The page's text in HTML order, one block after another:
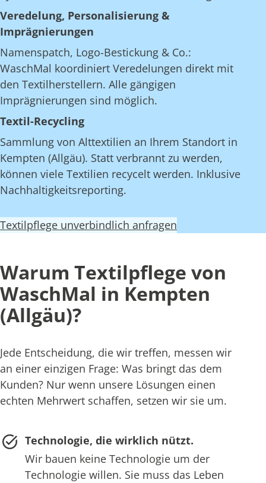
Veredelung, Personalisierung &
Imprägnierungen
Namenspatch, Logo-Bestickung & Co.:
WaschMal koordiniert Veredelungen direkt mit
den Textilherstellern. Alle gängigen
Imprägnierungen sind möglich.
Textil-Recycling
Sammlung von Alttextilien an Ihrem Standort in
Kempten (Allgäu). Statt verbrannt zu werden,
können viele Textilien recycelt werden. Inklusive
Nachhaltigkeitsreporting.
Textilpflege unverbindlich anfragen
Warum Textilpflege von
WaschMal in Kempten
(Allgäu)?
Jede Entscheidung, die wir treffen, messen wir
an einer einzigen Frage: Was bringt das dem
Kunden? Nur wenn unsere Lösungen einen
echten Mehrwert schaffen, setzen wir sie um.
Technologie, die wirklich nützt.
Wir bauen keine Technologie um der
Technologie willen. Sie muss das Leben